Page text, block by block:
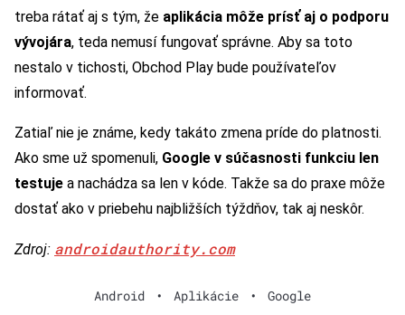
treba rátať aj s tým, že aplikácia môže prísť aj o podporu
vývojára, teda nemusí fungovať správne. Aby sa toto
nestalo v tichosti, Obchod Play bude používateľov
informovať.
Zatiaľ nie je známe, kedy takáto zmena príde do platnosti.
Ako sme už spomenuli, Google v súčasnosti funkciu len
testuje a nachádza sa len v kóde. Takže sa do praxe môže
dostať ako v priebehu najbližších týždňov, tak aj neskôr.
Zdroj: androidauthority.com
Android • Aplikácie • Google